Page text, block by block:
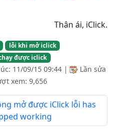
Thân ái, iClick.
lỗi khi mở iclick
được iclick
11/09/15 09:44 |
Lần sửa
xem: 9,656
mở được iClick lỗi has
working